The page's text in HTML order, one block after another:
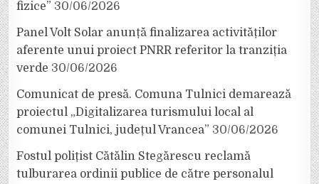
fizice” 30/06/2026
Panel Volt Solar anunță finalizarea activităților
aferente unui proiect PNRR referitor la tranziția
verde 30/06/2026
Comunicat de presă. Comuna Tulnici demarează
proiectul „Digitalizarea turismului local al
comunei Tulnici, județul Vrancea” 30/06/2026
Fostul polițist Cătălin Stegărescu reclamă
tulburarea ordinii publice de către personalul